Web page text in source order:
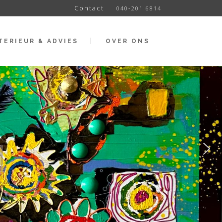
Contact 040-201 6814
& ADVIES OVER ONS